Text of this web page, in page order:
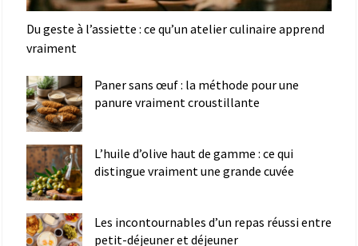
Du geste à l’assiette : ce qu’un atelier culinaire apprend
vraiment
Paner sans œuf : la méthode pour une
panure vraiment croustillante
L’huile d’olive haut de gamme : ce qui
distingue vraiment une grande cuvée
Les incontournables d’un repas réussi entre
petit-déjeuner et déjeuner